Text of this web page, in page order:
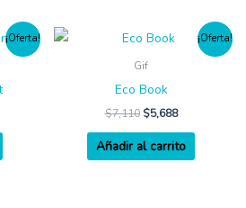
¡Oferta! ¡Oferta!
Gif
Eco Book
$7,110 $5,688
Añadir al carrito